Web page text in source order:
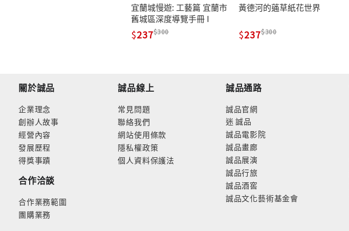
宜蘭城慢遊: 工藝篇 宜蘭市
舊城區深度導覽手冊 I
237 300
黃德河的蓪草紙花世界
237 300
關於誠品
企業理念
創辦人故事
經營內容
發展歷程
得獎事蹟
合作洽談
合作業務範圍
團購業務
誠品線上
常見問題
聯絡我們
網站使用條款
隱私權政策
個人資料保護法
誠品通路
誠品官網
迷 誠品
誠品電影院
誠品畫廊
誠品展演
誠品行旅
誠品酒窖
誠品文化藝術基金會